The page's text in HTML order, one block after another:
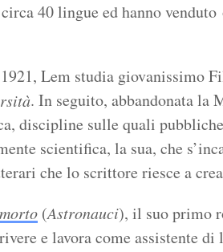
40 lingue ed hanno
Lem studia giovanissimo
. In seguito, abbandonata la
discipline sulle quali
scientifica, la sua, che
che lo scrittore riesce a
(Astronauci), il suo primo
e lavora come assistente di